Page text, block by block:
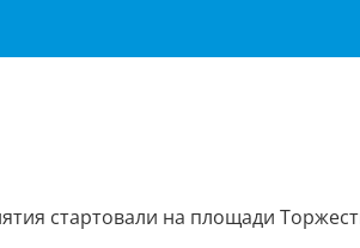
стартовали на площади